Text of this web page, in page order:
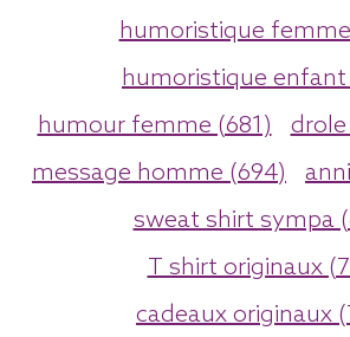
humoristique
humoristique enfant
humour femme (681)
message homme (694)
sweat shirt sympa
T shirt originaux
cadeaux originaux